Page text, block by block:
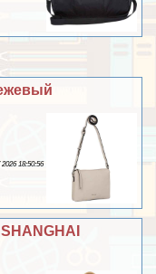
2026 18:50:56